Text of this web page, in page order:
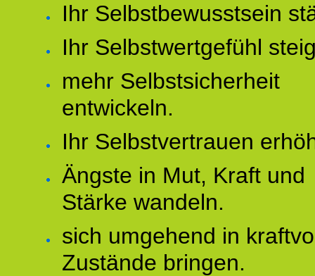
Ihr Selbstbewusstsein
Ihr Selbstwertgefühl
mehr Selbstsicherheit
entwickeln.
Ihr Selbstvertrauen
Ängste in Mut, Kraft und
Stärke wandeln.
sich umgehend in
Zustände bringen.